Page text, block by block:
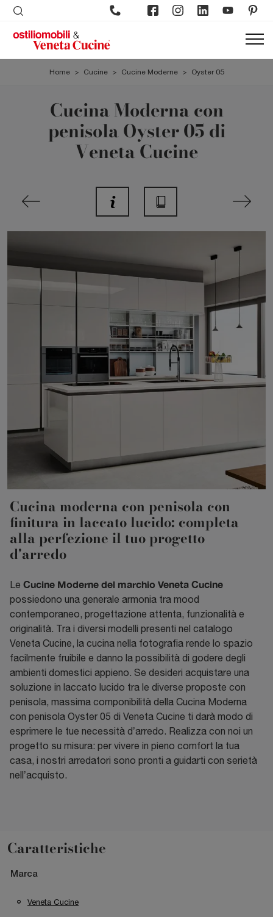
Home > Cucine > Cucine Moderne > Oyster 05
Cucina Moderna con
penisola Oyster 05 di
Veneta Cucine
Cucina moderna con penisola con
finitura in laccato lucido: completa
alla perfezione il tuo progetto
d'arredo
Le Cucine Moderne del marchio Veneta Cucine
possiedono una generale armonia tra mood
contemporaneo, progettazione attenta, funzionalità e
originalità. Tra i diversi modelli presenti nel catalogo
Veneta Cucine, la cucina nella fotografia rende lo spazio
facilmente fruibile e danno la possibilità di godere degli
ambienti domestici appieno. Se desideri acquistare una
soluzione in laccato lucido tra le diverse proposte con
penisola, massima componibilità della Cucina Moderna
con penisola Oyster 05 di Veneta Cucine ti darà modo di
esprimere le tue necessità d’arredo. Realizza con noi un
progetto su misura: per vivere in pieno comfort la tua
casa, i nostri arredatori sono pronti a guidarti con serietà
nell’acquisto.
Caratteristiche
Marca
Veneta Cucine